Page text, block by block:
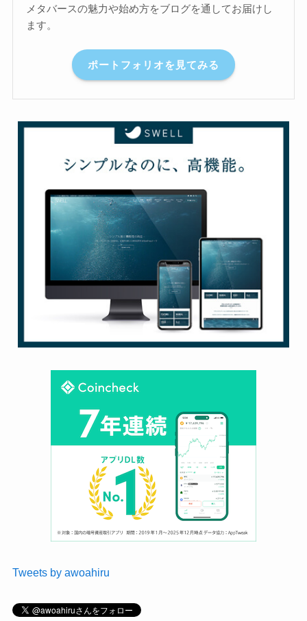
メタバースの魅力や始め方をブログを通してお届けし
ます。
ポートフォリオを見てみる
Tweets by awoahiru